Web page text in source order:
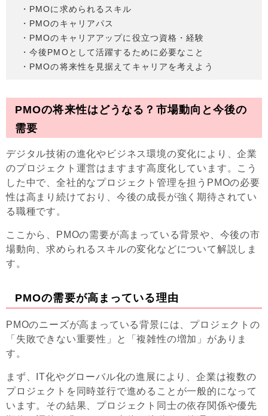
・PMOに求められるスキル
・PMOのキャリアパス
・PMOのキャリアアップに役立つ資格・経験
・今後PMOとして活躍するために必要なこと
・PMOの将来性を見据えてキャリアを考えよう
PMOの将来性はどうなる？市場動向と今後の
需要
デジタル技術の進化やビジネス環境の変化により、企業
のプロジェクト運営はますます高度化しています。こう
した中で、全社的なプロジェクト管理を担うPMOの必要
性は高まり続けており、今後の成長が強く期待されてい
る職種です。
ここから、PMOの需要が高まっている背景や、今後の市
場動向、求められるスキルの変化などについて解説しま
す。
PMOの需要が高まっている理由
PMOのニーズが高まっている背景には、プロジェクトの
「失敗できない重要性」と「複雑性の増加」がありま
す。
まず、IT化やグローバル化の進展により、企業は複数の
プロジェクトを同時並行で進めることが一般的になって
います。その結果、プロジェクト同士の依存関係や優先